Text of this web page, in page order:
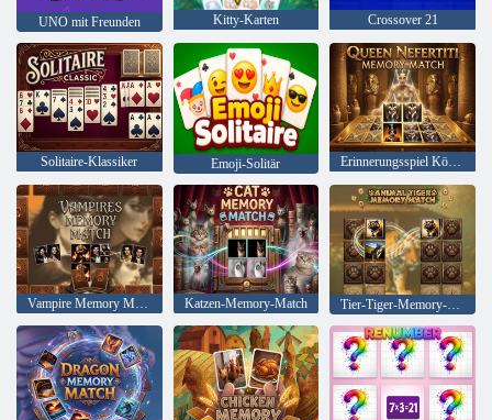
UNO mit Freunden Kitty-Karten Crossover 21
Solitaire-Klassiker Emoji-Solitär Erinnerungsspiel Königin Nofretete
Vampire Memory Match Katzen-Memory-Match Tier-Tiger-Memory-Match